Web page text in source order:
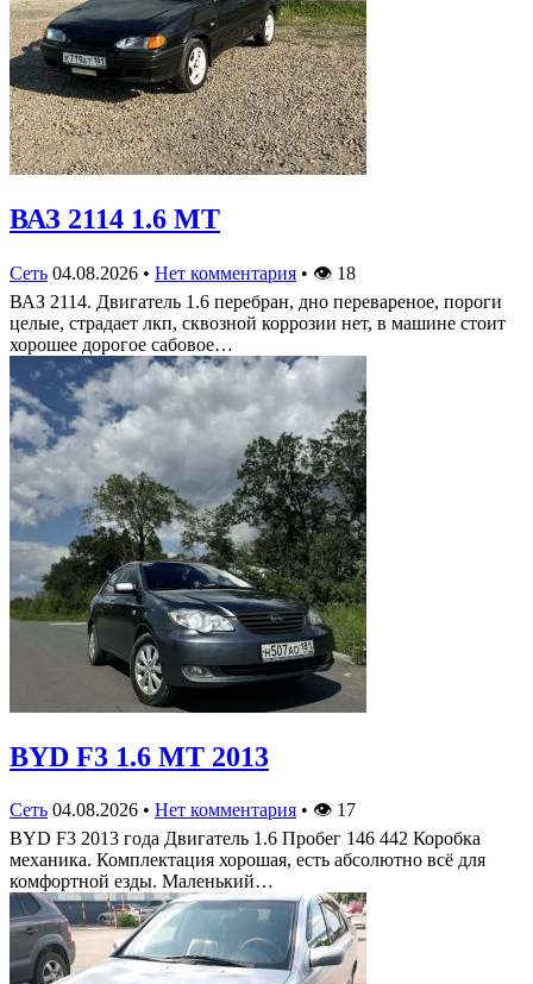
ВАЗ 2114 1.6 MT
Сеть 04.08.2026 • Нет комментария • 👁 18
ВАЗ 2114. Двигатель 1.6 перебран, дно перевареное, пороги
целые, страдает лкп, сквозной коррозии нет, в машине стоит
хорошее дорогое сабовое…
BYD F3 1.6 MT 2013
Сеть 04.08.2026 • Нет комментария • 👁 17
BYD F3 2013 года Двигатель 1.6 Пробег 146 442 Коробка
механика. Комплектация хорошая, есть абсолютно всё для
комфортной езды. Маленький…